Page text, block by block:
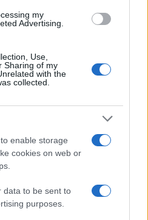
my
Advertising.
Use,
Sharing of my
with the
collected.
enable storage
cookies on web or
data to be sent to
purposes.
UK
Olanda